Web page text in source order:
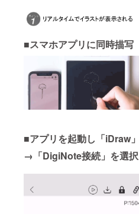
■スマホアプリに同時描写
■アプリを起動し「iDraw」
→「DigiNote接続」を選択